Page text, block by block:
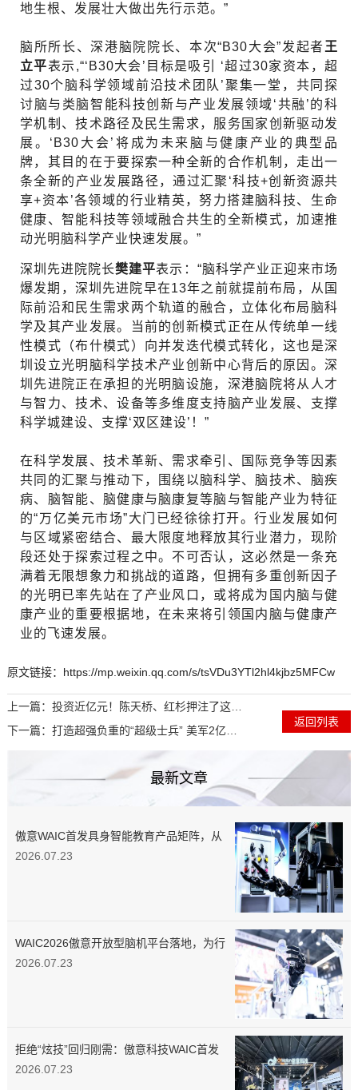
地生根、发展壮大做出先行示范。”
脑所所长、深港脑院院长、本次“B30大会”发起者 王
立平表示,“‘B30大会’目标是吸引 ‘超过30家资本，超
过30个脑科学领域前沿技术团队’聚集一堂，共同探
讨脑与类脑智能科技创新与产业发展领域‘共融’的科
学机制、技术路径及民生需求，服务国家创新驱动发
展。‘B30大会’将成为未来脑与健康产业的典型品
牌，其目的在于要探索一种全新的合作机制，走出一
条全新的产业发展路径，通过汇聚‘科技+创新资源共
享+资本’各领域的行业精英，努力搭建脑科技、生命
健康、智能科技等领域融合共生的全新模式，加速推
动光明脑科学产业快速发展。”
深圳先进院院长樊建平表示： “脑科学产业正迎来市场
爆发期，深圳先进院早在13年之前就提前布局，从国
际前沿和民生需求两个轨道的融合，立体化布局脑科
学及其产业发展。
当前的创新模式正在从传统单一线
性模式（布什模式）向并发迭代模式转化，这也是深
圳设立光明脑科学技术产业创新中心背后的原因。深
圳先进院正在承担的光明脑设施，深港脑院将从人才
与智力、技术、设备等多维度支持脑产业发展、支撑
科学城建设、支撑‘双区建设’ ！ ”
在科学发展、技术革新、需求牵引、国际竞争等因素
共同的汇聚与推动下，围绕以脑科学、脑技术、脑疾
病、脑智能、脑健康与脑康复等脑与智能产业为特征
的“万亿美元市场”大门已经徐徐打开。行业发展如何
与区域紧密结合、最大限度地释放其行业潜力，现阶
段还处于探索过程之中。不可否认，这必然是一条充
满着无限想象力和挑战的道路，但拥有多重创新因子
的光明已率先站在了产业风口，或将成为国内脑与健
康产业的重要根据地，在未来将引领国内脑与健康产
业的飞速发展。
原文链接：https://mp.weixin.qq.com/s/tsVDu3YTl2hl4kjbz5MFCw
上一篇： 投资近亿元！陈天桥、红杉押注了这家中国脑科学公司
返回列表
下一篇： 打造超强负重的“超级士兵” 美军2亿投资ONYX机械外骨骼技术
最新文章
傲意WAIC首发具身智能教育产品矩阵，从
“第一颗螺丝”教起，培养实战型工程师
2026.07.23
WAIC2026傲意开放型脑机平台落地，为行
业供给标准化数据工具
2026.07.23
拒绝“炫技”回归刚需：傲意科技WAIC首发
多款新品，具身智能教育矩阵同步亮相
2026.07.23